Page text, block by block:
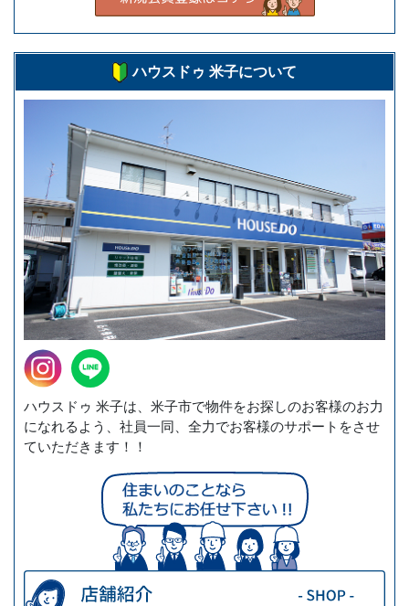
ハウスドゥ 米子について
ハウスドゥ 米子は、米子市で物件をお探しのお客様のお力
になれるよう、社員一同、全力でお客様のサポートをさせ
ていただきます！！